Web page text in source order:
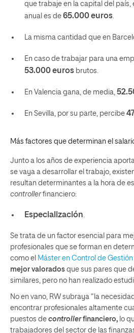
que trabaje en la capital del país,
anual es de65.000euros.
La misma cantidad que en
En caso de trabajar para una
53.000 eurosbrutos.
En Valencia gana, de media,
En Sevilla, por su parte, percibe
Más factores que determinan el
Junto a los años de experiencia
se vaya a desarrollar el trabajo,
resultan determinantes a la hora de
controllerfinanciero:
Especialización.
Se trata de un factor esencial para
profesionales que se forman en
como el Máster en Control de Gestión
mejor valorados que sus pares que
similares, pero no han realizado
No en vano, RW subraya “la
encontrar profesionales altamente
puestos de controllerfinanciero, lo
trabajadores del sector de las